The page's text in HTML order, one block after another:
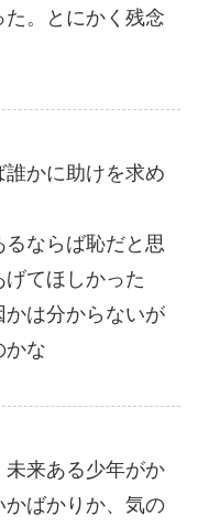
。とにかく残念
かに助けを求め
ならば恥だと思
てほしかった
は分からないが
かな
来ある少年がか
ばかりか、気の